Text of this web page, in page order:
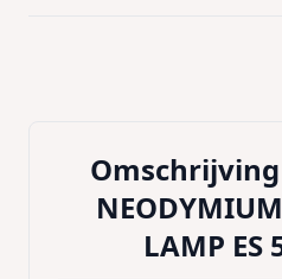
LAMP ES